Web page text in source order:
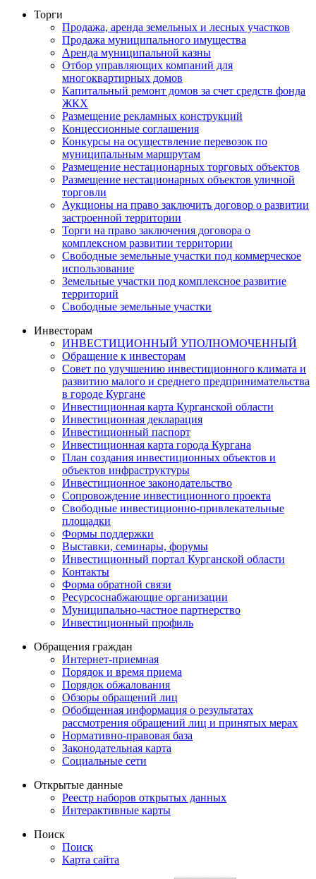
Торги
Продажа, аренда земельных и лесных участков
Продажа муниципального имущества
Аренда муниципальной казны
Отбор управляющих компаний для
многоквартирных домов
Капитальный ремонт домов за счет средств фонда
ЖКХ
Размещение рекламных конструкций
Концессионные соглашения
Конкурсы на осуществление перевозок по
муниципальным маршрутам
Размещение нестационарных торговых объектов
Размещение нестационарных объектов уличной
торговли
Аукционы на право заключить договор о развитии
застроенной территории
Торги на право заключения договора о
комплексном развитии территории
Свободные земельные участки под коммерческое
использование
Земельные участки под комплексное развитие
территорий
Свободные земельные участки
Инвесторам
ИНВЕСТИЦИОННЫЙ УПОЛНОМОЧЕННЫЙ
Обращение к инвесторам
Совет по улучшению инвестиционного климата и
развитию малого и среднего предпринимательства
в городе Кургане
Инвестиционная карта Курганской области
Инвестиционная декларация
Инвестиционный паспорт
Инвестиционная карта города Кургана
План создания инвестиционных объектов и
объектов инфраструктуры
Инвестиционное законодательство
Сопровождение инвестиционного проекта
Свободные инвестиционно-привлекательные
площадки
Формы поддержки
Выставки, семинары, форумы
Инвестиционный портал Курганской области
Контакты
Форма обратной связи
Ресурсоснабжающие организации
Муниципально-частное партнерство
Инвестиционный профиль
Обращения граждан
Интернет-приемная
Порядок и время приема
Порядок обжалования
Обзоры обращений лиц
Обобщенная информация о результатах
рассмотрения обращений лиц и принятых мерах
Нормативно-правовая база
Законодательная карта
Социальные сети
Открытые данные
Реестр наборов открытых данных
Интерактивные карты
Поиск
Поиск
Карта сайта